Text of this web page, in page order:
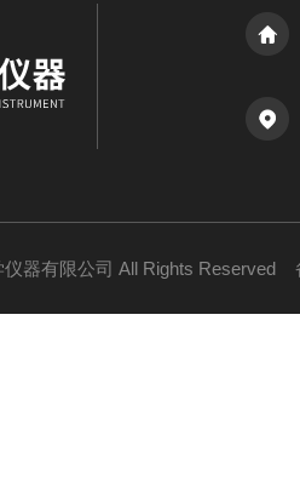
器有限公司 All Rights Reserved